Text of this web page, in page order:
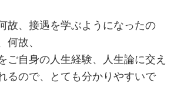
故、接遇を学ぶようになったの
何故、
ご自身の人生経験、人生論に交え
るので、とても分かりやすいで